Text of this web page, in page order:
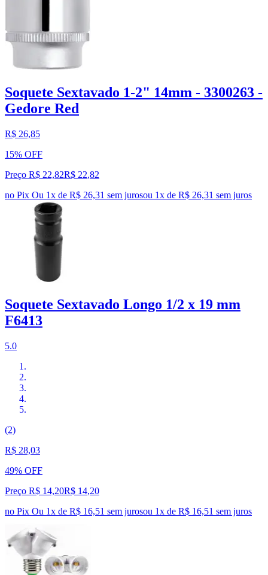
Soquete Sextavado 1-2" 14mm - 3300263 -
Gedore Red
R$ 26,85
15% OFF
Preço R$ 22,82R$ 22,82
no Pix Ou 1x de R$ 26,31 sem jurosou 1x de R$ 26,31 sem juros
Soquete Sextavado Longo 1/2 x 19 mm
F6413
5.0
(2)
R$ 28,03
49% OFF
Preço R$ 14,20R$ 14,20
no Pix Ou 1x de R$ 16,51 sem jurosou 1x de R$ 16,51 sem juros